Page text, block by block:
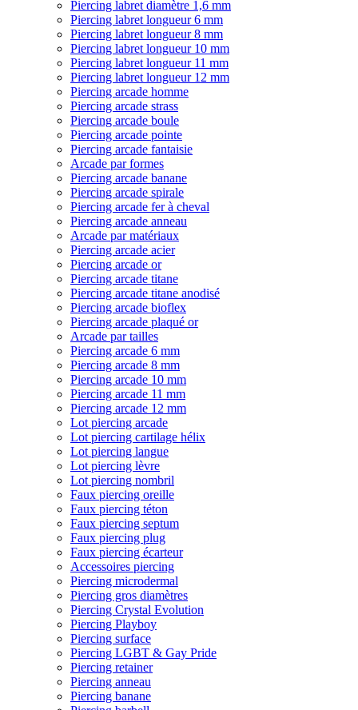
Piercing labret diamètre 1,6 mm
Piercing labret longueur 6 mm
Piercing labret longueur 8 mm
Piercing labret longueur 10 mm
Piercing labret longueur 11 mm
Piercing labret longueur 12 mm
Piercing arcade homme
Piercing arcade strass
Piercing arcade boule
Piercing arcade pointe
Piercing arcade fantaisie
Arcade par formes
Piercing arcade banane
Piercing arcade spirale
Piercing arcade fer à cheval
Piercing arcade anneau
Arcade par matériaux
Piercing arcade acier
Piercing arcade or
Piercing arcade titane
Piercing arcade titane anodisé
Piercing arcade bioflex
Piercing arcade plaqué or
Arcade par tailles
Piercing arcade 6 mm
Piercing arcade 8 mm
Piercing arcade 10 mm
Piercing arcade 11 mm
Piercing arcade 12 mm
Lot piercing arcade
Lot piercing cartilage hélix
Lot piercing langue
Lot piercing lèvre
Lot piercing nombril
Faux piercing oreille
Faux piercing téton
Faux piercing septum
Faux piercing plug
Faux piercing écarteur
Accessoires piercing
Piercing microdermal
Piercing gros diamètres
Piercing Crystal Evolution
Piercing Playboy
Piercing surface
Piercing LGBT & Gay Pride
Piercing retainer
Piercing anneau
Piercing banane